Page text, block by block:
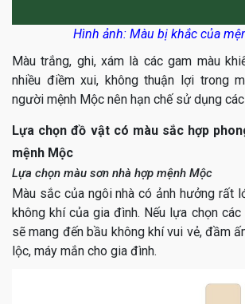
Hình ảnh: Màu bị khắc của
Màu trắng, ghi, xám là các gam màu
nhiều điềm xui, không thuận lợi trong
người mệnh Mộc nên hạn chế sử dụng các
Lựa chọn đồ vật có màu sắc hợp
mệnh Mộc
Lựa chọn màu sơn nhà hợp mệnh Mộc
Màu sắc của ngôi nhà có ảnh hưởng rất
không khí của gia đình. Nếu lựa chọn các
sẽ mang đến bầu không khí vui vẻ, đầm
lộc, máy mắn cho gia đình.